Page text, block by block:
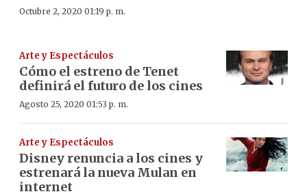
Octubre 2, 2020 01:19 p. m.
Arte y Espectáculos
Cómo el estreno de Tenet
definirá el futuro de los cines
Agosto 25, 2020 01:53 p. m.
Arte y Espectáculos
Disney renuncia a los cines y
estrenará la nueva Mulan en
internet